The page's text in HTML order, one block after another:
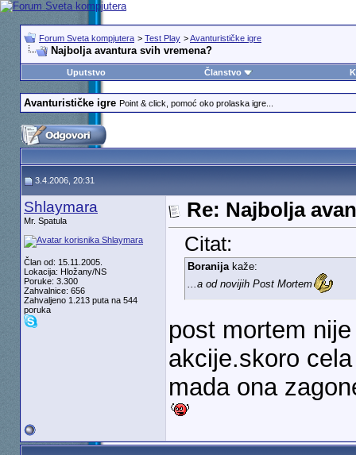
Forum Sveta kompjutera > Test Play >Avanturističke igre
Najbolja avantura svih vremena?
Uputstvo Članstvo
Avanturističke igre Point & click, pomoć oko prolaska igre...
3.4.2006, 20:31
Shlaymara
Mr. Spatula
Član od: 15.11.2005.
Lokacija: Hložany/NS
Poruke: 3.300
Zahvalnice: 656
Zahvaljeno 1.213 puta na 544
poruka
Re: Najbolja
Citat:
Boranijakaže:
...a od novijih Post Mortem
post mortem
akcije.skoro
mada ona